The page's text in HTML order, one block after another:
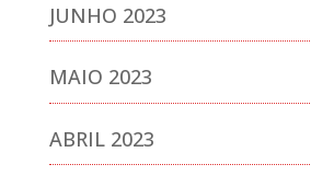
JUNHO 2023
MAIO 2023
ABRIL 2023